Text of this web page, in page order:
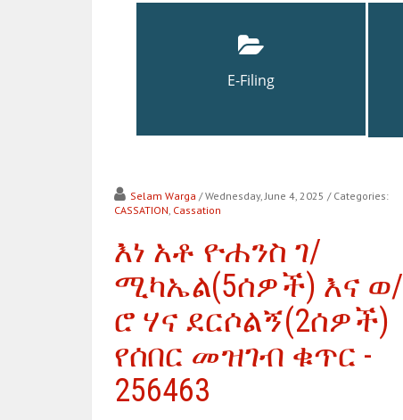
E-Filing
Selam Warga / Wednesday, June 4, 2025 / Categories:
CASSATION, Cassation
እነ አቶ ዮሐንስ ገ/
ሚካኤል(5ሰዎች) እና ወ/
ሮ ሃና ደርሶልኝ(2ሰዎች)
የሰበር መዝገብ ቁጥር -
256463